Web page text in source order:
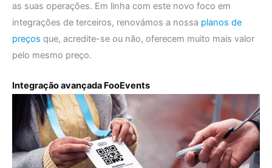
as suas operações. Em linha com este novo foco em
integrações de terceiros, renovámos a nossa planos de
preços que, acredite-se ou não, oferecem muito mais valor
pelo mesmo preço.
Integração avançada FooEvents